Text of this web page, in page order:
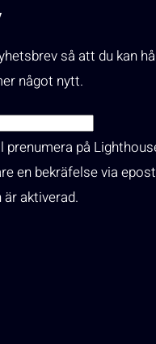
så att du kan
något nytt.
prenumera på
en bekräfelse via
aktiverad.